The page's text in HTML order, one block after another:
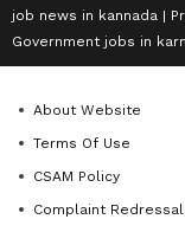
job news in kannada
Government jobs in
About Website
Terms Of Use
CSAM Policy
Complaint